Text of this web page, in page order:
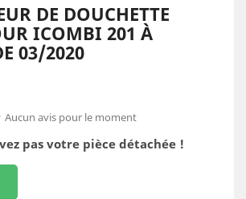
DE DOUCHETTE
ICOMBI 201 À
03/2020
Aucun avis pour le moment
pas votre pièce détachée !